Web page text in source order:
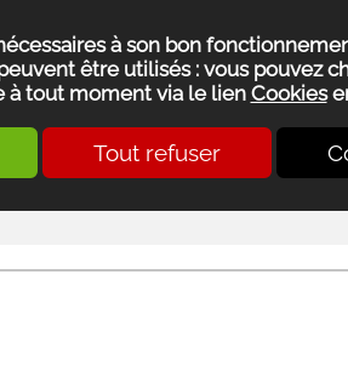
à son bon
être utilisés : vous pouvez
à tout moment via le lien Cookies
Tout refuser